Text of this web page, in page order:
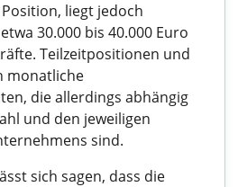
liegt jedoch
30.000 bis 40.000 Euro
Teilzeitpositionen und
monatliche
die allerdings abhängig
und den jeweiligen
sind.
sich sagen, dass die